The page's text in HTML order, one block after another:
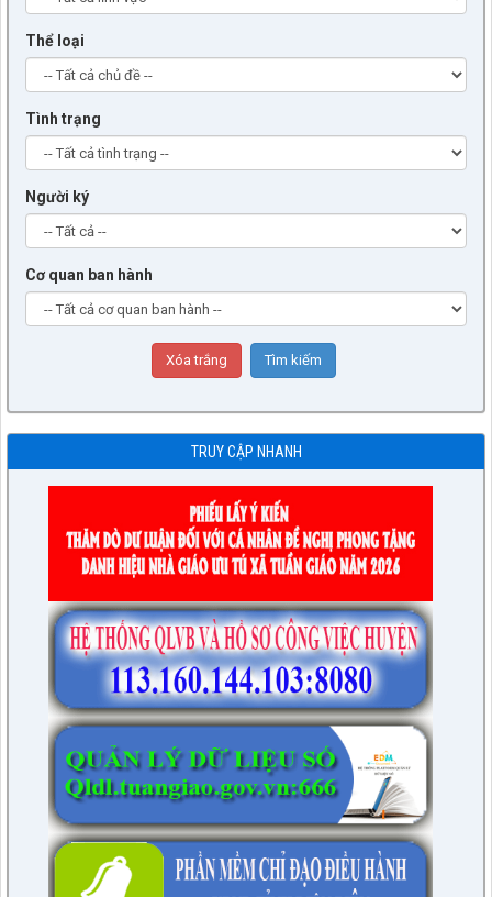
Thể loại
Tình trạng
Người ký
Cơ quan ban hành
TRUY CẬP NHANH